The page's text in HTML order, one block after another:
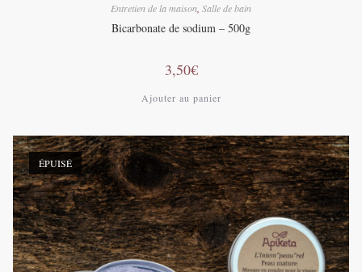
Entretien de la maison Salle de bain
Bicarbonate de sodium – 500g
3,50€
Ajouter au panier
ÉPUISÉ